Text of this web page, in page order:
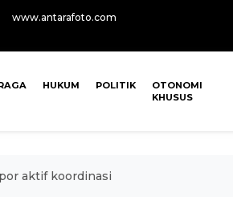
www.antarafoto.com
HUKUM POLITIK
OTONOMI
KHUSUS
aktif koordinasi